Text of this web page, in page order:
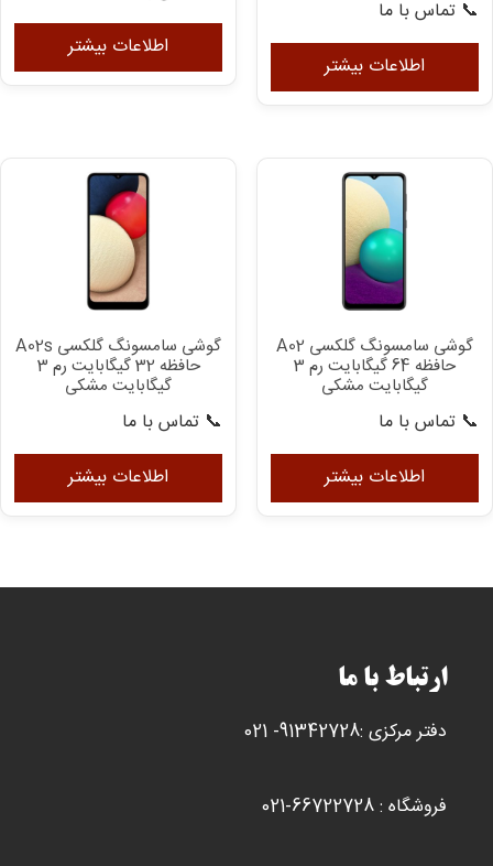
📞 تماس با ما
اطلاعات بیشتر
اطلاعات بیشتر
گوشی سامسونگ گلکسی A02
حافظه 64 گیگابایت رم 3
گیگابایت مشکی
📞 تماس با ما
اطلاعات بیشتر
گوشی سامسونگ گلکسی A02s
حافظه 32 گیگابایت رم 3
گیگابایت مشکی
📞 تماس با ما
اطلاعات بیشتر
ارتباط با ما
دفتر مرکزی :91342728- 021
فروشگاه : 66722728-021